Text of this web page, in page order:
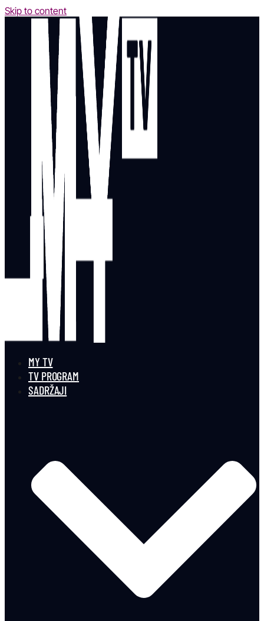
Skip to content
MY TV
TV PROGRAM
SADRŽAJI